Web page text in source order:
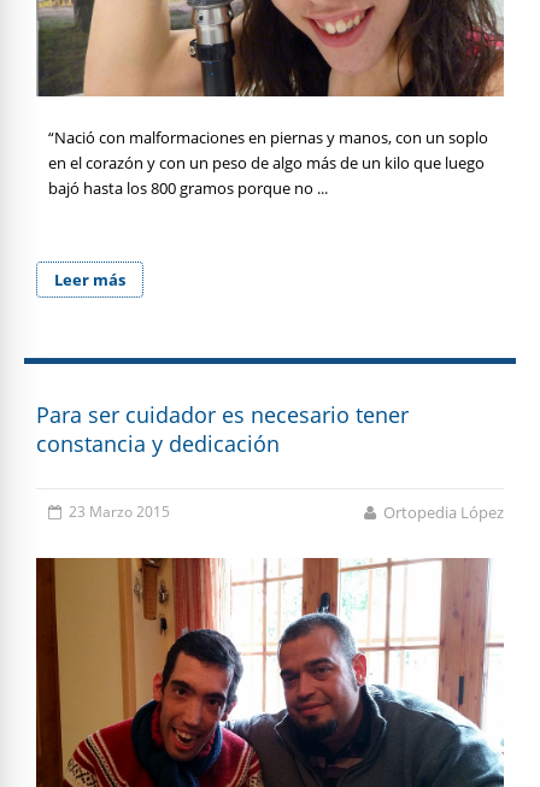
“Nació con malformaciones en piernas y manos, con un soplo
en el corazón y con un peso de algo más de un kilo que luego
bajó hasta los 800 gramos porque no ...
Leer más
Para ser cuidador es necesario tener
constancia y dedicación
23 Marzo 2015 Ortopedia López